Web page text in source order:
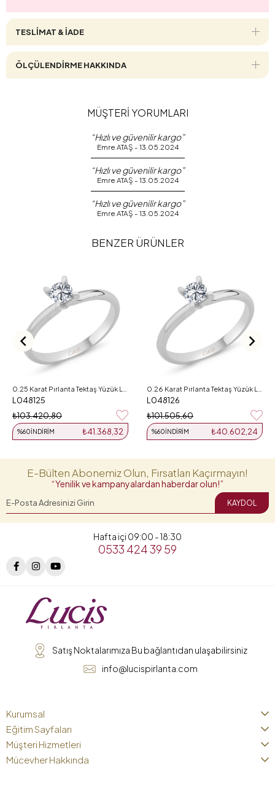
TESLİMAT & İADE
ÖLÇÜLENDİRME HAKKINDA
MÜŞTERİ YORUMLARI
“Hızlı ve güvenilir kargo”
Emre ATAŞ - 13.05.2024
“Hızlı ve güvenilir kargo”
Emre ATAŞ - 13.05.2024
“Hızlı ve güvenilir kargo”
Emre ATAŞ - 13.05.2024
BENZER ÜRÜNLER
L048125
₺41.368,32
%60İNDIRIM
₺103.420,80
L048126
₺40.602,24
%60İNDIRIM
₺101.505,60
E-Bülten Abonemiz Olun, Fırsatları Kaçırmayın!
“Yenilik ve kampanyalardan haberdar olun!”
KAYDOL
Hafta içi 09:00 - 18:30
0533 424 39 59
Satış Noktalarımıza Bu bağlantıdan ulaşabilirsiniz
info@lucispirlanta.com
Kurumsal
Eğitim Sayfaları
Müşteri Hizmetleri
Mücevher Hakkında